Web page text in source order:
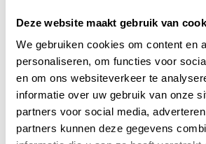
Deze website maakt gebruik van
We gebruiken cookies om content en
personaliseren, om functies voor
en om ons websiteverkeer te
informatie over uw gebruik van onze
partners voor social media,
partners kunnen deze gegevens
De PXG Lightning Dames
Fairway Wood is de lichtste en
meest vergevingsgezinde
fairway wood in de serie.
Speciaal ontworpen voor dames
die op zoek zijn... lees verder
€399,00
€369,00